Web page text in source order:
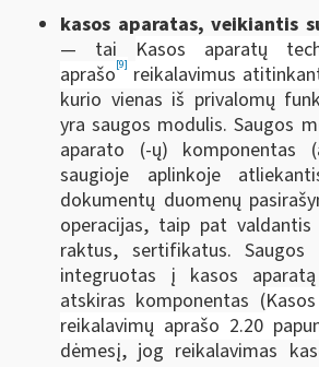
kasos aparatas, veikiantis
— tai Kasos aparatų
aprašo[9] reikalavimus
kurio vienas iš privalomų
yra saugos modulis. Saugos
aparato (-ų) komponentas
saugioje aplinkoje
dokumentų duomenų
operacijas, taip pat valdantis
raktus, sertifikatus.
integruotas į kasos
atskiras komponentas (
reikalavimų aprašo 2.20
dėmesį, jog reikalavimas